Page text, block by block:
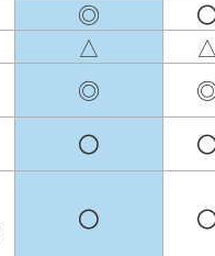
◎
△
◎
〇
〇